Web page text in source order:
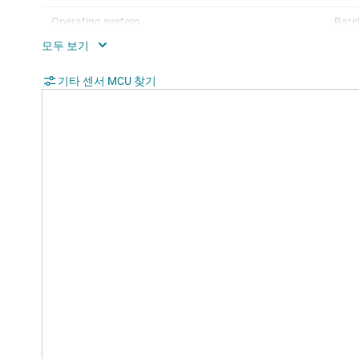
Operating system
Hardware accelerators
Nonvolatile memory (kByte)
기타 센서 MCU 찾기